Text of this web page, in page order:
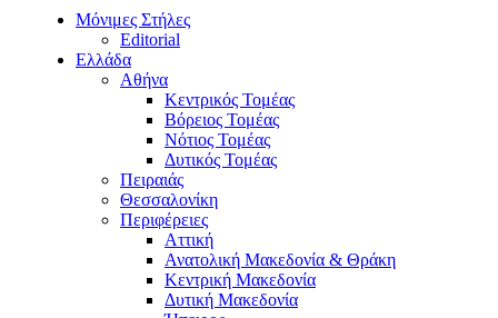
Μόνιμες Στήλες
Editorial
Ελλάδα
Αθήνα
Κεντρικός Τομέας
Βόρειος Τομέας
Νότιος Τομέας
Δυτικός Τομέας
Πειραιάς
Θεσσαλονίκη
Περιφέρειες
Αττική
Ανατολική Μακεδονία & Θράκη
Κεντρική Μακεδονία
Δυτική Μακεδονία